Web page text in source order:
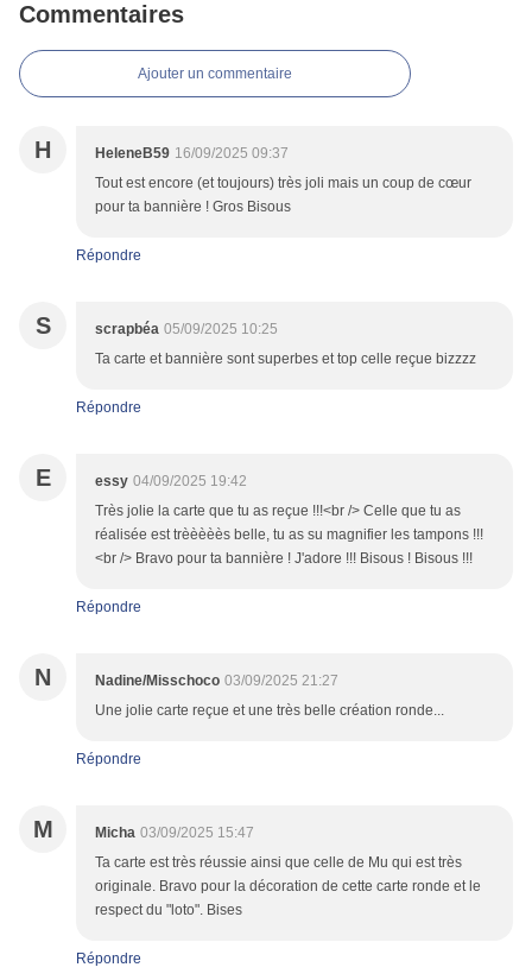
Commentaires
Ajouter un commentaire
H HeleneB59 16/09/2025 09:37
Tout est encore (et toujours) très joli mais un coup de cœur
pour ta bannière ! Gros Bisous
Répondre
S scrapbéa 05/09/2025 10:25
Ta carte et bannière sont superbes et top celle reçue bizzzz
Répondre
E essy 04/09/2025 19:42
Très jolie la carte que tu as reçue !!!<br /> Celle que tu as
réalisée est trèèèèès belle, tu as su magnifier les tampons !!!
<br /> Bravo pour ta bannière ! J'adore !!! Bisous ! Bisous !!!
Répondre
N Nadine/Misschoco 03/09/2025 21:27
Une jolie carte reçue et une très belle création ronde...
Répondre
M Micha 03/09/2025 15:47
Ta carte est très réussie ainsi que celle de Mu qui est très
originale. Bravo pour la décoration de cette carte ronde et le
respect du "loto". Bises
Répondre